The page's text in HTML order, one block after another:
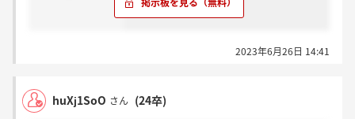
2023年6月26日 14:41
huXj1SoO さん (24卒)